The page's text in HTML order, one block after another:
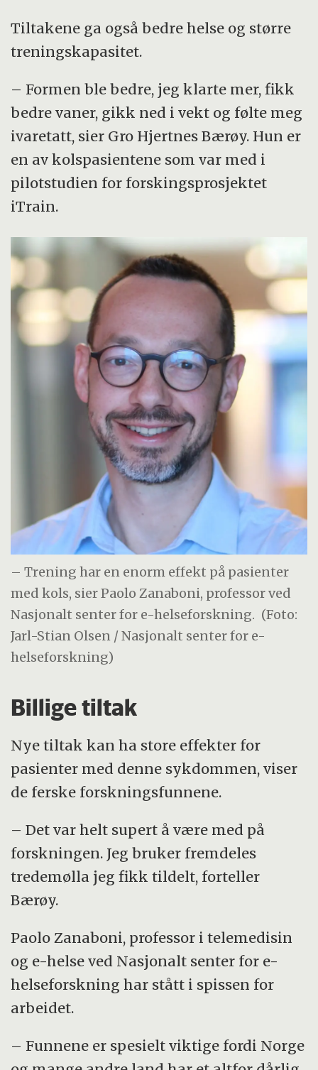
Tiltakene ga også bedre helse og større
treningskapasitet.
– Formen ble bedre, jeg klarte mer, fikk
bedre vaner, gikk ned i vekt og følte meg
ivaretatt, sier Gro Hjertnes Bærøy. Hun er
en av kolspasientene som var med i
pilotstudien for forskingsprosjektet
iTrain.
– Trening har en enorm effekt på pasienter
med kols, sier Paolo Zanaboni, professor ved
Nasjonalt senter for e-helseforskning. (Foto:
Jarl-Stian Olsen / Nasjonalt senter for e-
helseforskning)
Billige tiltak
Nye tiltak kan ha store effekter for
pasienter med denne sykdommen, viser
de ferske forskningsfunnene.
– Det var helt supert å være med på
forskningen. Jeg bruker fremdeles
tredemølla jeg fikk tildelt, forteller
Bærøy.
Paolo Zanaboni, professor i telemedisin
og e-helse ved Nasjonalt senter for e-
helseforskning har stått i spissen for
arbeidet.
– Funnene er spesielt viktige fordi Norge